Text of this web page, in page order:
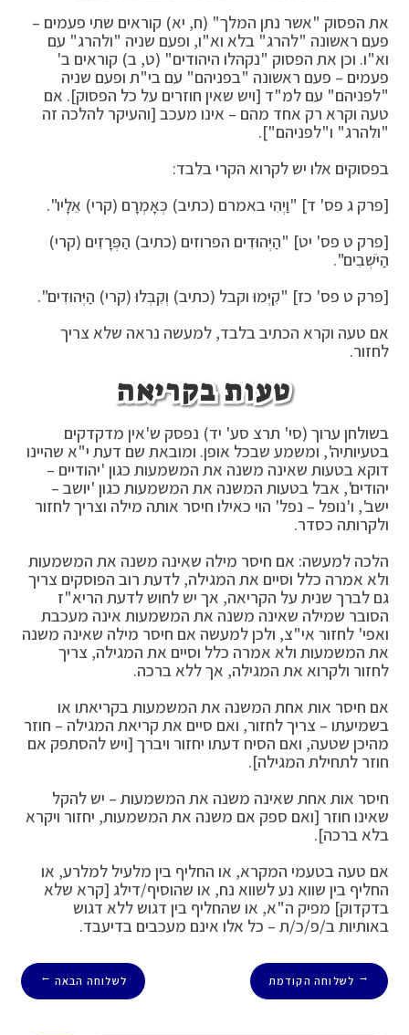
את הפסוק "אשר נתן המלך" (ח, יא) קוראים שתי פעמים –
פעם ראשונה "להרג" בלא וא"ו, ופעם שניה "ולהרג" עם
וא"ו. וכן את הפסוק "נקהלו היהודים" (ט, ב) קוראים ב'
פעמים – פעם ראשונה "בפניהם" עם בי"ת ופעם שניה
"לפניהם" עם למ"ד [ויש שאין חוזרים על כל הפסוק]. אם
טעה וקרא רק אחד מהם – אינו מעכב [והעיקר להלכה זה
"ולהרג" ו"לפניהם"].
בפסוקים אלו יש לקרוא הקרי בלבד:
[פרק ג פס' ד] "וַיְהִי באמרם (כתיב) כְּאָמְרָם (קרי) אֵלָיו".
[פרק ט פס' יט] "הַיְּהוּדִים הפרוזים (כתיב) הַפְּרָזִים (קרי)
הַיֹּשְׁבִים".
[פרק ט פס' כז] "קִיְּמוּ וקבל (כתיב) וְקִבְּלוּ (קרי) הַיְּהוּדִים".
אם טעה וקרא הכתיב בלבד, למעשה נראה שלא צריך
לחזור.
טעות בקריאה
בשולחן ערוך (סי' תרצ סע' יד) נפסק ש'אין מדקדקים
בטעיותיה', ומשמע שבכל אופן. ומובאת שם דעת י"א שהיינו
דוקא בטעות שאינה משנה את המשמעות כגון 'יהודיים –
יהודים', אבל בטעות המשנה את המשמעות כגון 'יושב –
ישב', ו'נופל – נפל' הוי כאילו חיסר אותה מילה וצריך לחזור
ולקרותה כסדר.
הלכה למעשה: אם חיסר מילה שאינה משנה את המשמעות
ולא אמרה כלל וסיים את המגילה, לדעת רוב הפוסקים צריך
גם לברך שנית על הקריאה, אך יש לחוש לדעת הריא"ז
הסובר שמילה שאינה משנה את המשמעות אינה מעכבת
ואפי' לחזור אי"צ, ולכן למעשה אם חיסר מילה שאינה משנה
את המשמעות ולא אמרה כלל וסיים את המגילה, צריך
לחזור ולקרוא את המגילה, אך ללא ברכה.
אם חיסר אות אחת המשנה את המשמעות בקריאתו או
בשמיעתו – צריך לחזור, ואם סיים את קריאת המגילה – חוזר
מהיכן שטעה, ואם הסיח דעתו יחזור ויברך [ויש להסתפק אם
חוזר לתחילת המגילה].
חיסר אות אחת שאינה משנה את המשמעות – יש להקל
שאינו חוזר [ואם ספק אם משנה את המשמעות, יחזור ויקרא
בלא ברכה].
אם טעה בטעמי המקרא, או החליף בין מלעיל למלרע, או
החליף בין שווא נע לשווא נח, או שהוסיף/דילג [קרא שלא
בדקדוק] מפיק ה"א, או שהחליף בין דגוש ללא דגוש
באותיות ב/פ/כ/ת – כל אלו אינם מעכבים בדיעבד.
← לשלוחה הקודמת לשלוחה הבאה →